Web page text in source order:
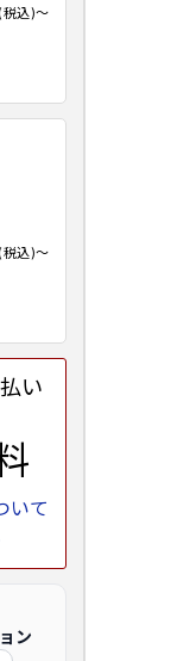
(税込)～
(税込)～
い
いて
ン